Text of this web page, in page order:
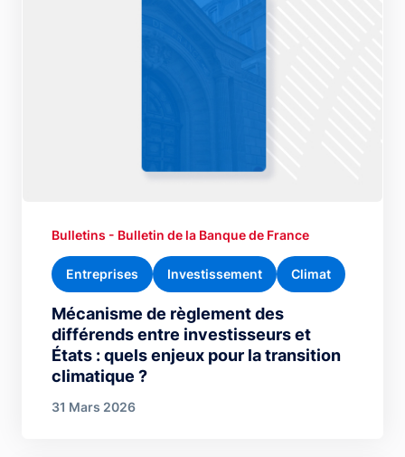
Mécanisme de règlement des
différends entre investisseurs et
États : quels enjeux pour la transition
climatique ?
Bulletins - Bulletin de la Banque de France
Entreprises Investissement Climat
31 Mars 2026